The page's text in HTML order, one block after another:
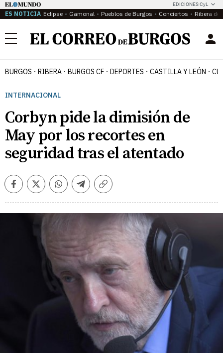
EDICIONES CyL
ES NOTICIA Eclipse Gamonal Pueblos de Burgos Conciertos Ribera del
Menú
BURGOS RIBERA BURGOS CF DEPORTES CASTILLA Y LEÓN
INTERNACIONAL
Corbyn pide la dimisión de
May por los recortes en
seguridad tras el atentado
FacebookTwitterWhatsappTelegramCopiar